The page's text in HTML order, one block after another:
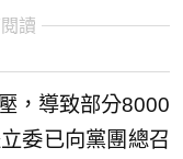
讀
，導致部分8000
委已向黨團總召